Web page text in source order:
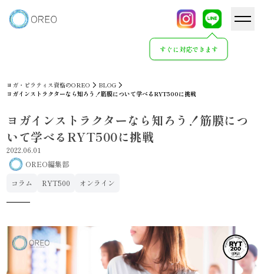
すぐに対応できます
ヨガ・ピラティス資格のOREO
BLOG
ヨガインストラクターなら知ろう！筋膜について学べるRYT500に挑戦
ヨガインストラクターなら知ろう！筋膜につ
いて学べるRYT500に挑戦
2022.06.01
OREO編集部
コラム
RYT500 オンライン